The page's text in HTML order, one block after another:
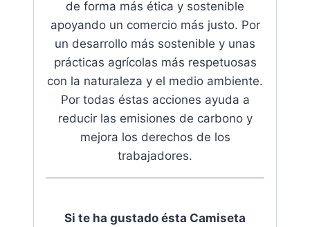
de forma más ética y sostenible
apoyando un comercio más justo. Por
un desarrollo más sostenible y unas
prácticas agrícolas más respetuosas
con la naturaleza y el medio ambiente.
Por todas éstas acciones ayuda a
reducir las emisiones de carbono y
mejora los derechos de los
trabajadores.
Si te ha gustado ésta Camiseta